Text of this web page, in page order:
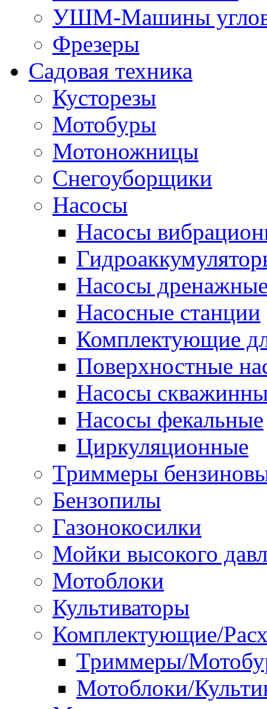
УШМ-Машины
Фрезеры
Садовая техника
Кусторезы
Мотобуры
Мотоножницы
Снегоуборщики
Насосы
Насосы
Насосы
Насосные станции
Комплектующие
Поверхностные
Насосы
Насосы фекальные
Циркуляционные
Триммеры
Бензопилы
Газонокосилки
Мойки высокого
Мотоблоки
Культиваторы
Комплектующие/
Триммеры/
Мотоблоки/